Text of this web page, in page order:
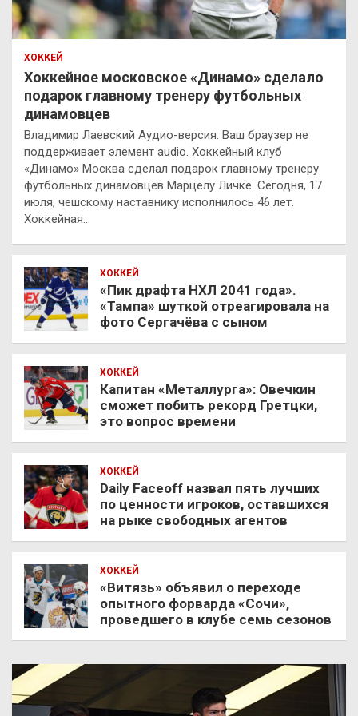
ХОККЕЙ
Хоккейное московское «Динамо» сделало
подарок главному тренеру футбольных
динамовцев
Владимир Лаевский Аудио-версия: Ваш браузер не
поддерживает элемент audio. Хоккейный клуб
«Динамо» Москва сделал подарок главному тренеру
футбольных динамовцев Марцелу Личке. Сегодня, 17
июля, чешскому наставнику исполнилось 46 лет.
Хоккейная…
ХОККЕЙ
«Пик драфта НХЛ 2041 года».
«Тампа» шуткой отреагировала на
фото Сергачёва с сыном
ХОККЕЙ
Капитан «Металлурга»: Овечкин
сможет побить рекорд Гретцки,
это вопрос времени
ХОККЕЙ
Daily Faceoff назвал пять лучших
по ценности игроков, оставшихся
на рыке свободных агентов
ХОККЕЙ
«Витязь» объявил о переходе
опытного форварда «Сочи»,
проведшего в клубе семь сезонов